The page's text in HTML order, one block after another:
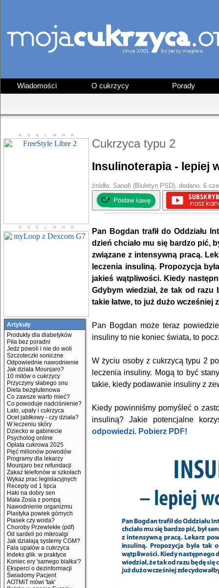
Wiadomości O cukrzycy Porady
Artykuły
Produkty dla diabetyków
Piła bez poradni
Jedz powoli i nie do woli
Szczoteczki soniczne
Odpowiednie nawodnienie
Jak działa Mounjaro?
10 mitów o cukrzycy
Przyczyny słabego snu
Dieta bezglutenowa
Co zawsze warto mieć?
Co powoduje nadciśnienie?
Lato, upały i cukrzyca
Ocet jabłkowy - czy działa?
W leczeniu skóry
Dziecko w gabinecie
Psycholog online
Opłata cukrowa 2025
Pięć milionów powodów
Programy dla lekarzy
Mounjaro bez refundacji
Zakaz telefonów w szkołach
Wykaz prac legislacyjnych
Recepty od 1 lipca
Haki na dobry sen
Mała Zosia z pompą
Nawodnienie organizmu
Plastyka powiek górnych
Piasek czy woda?
Choroby Przewlekłe (pdf)
Od sardeli po mikroalgi
Jak działają systemy CGM?
Fala upałów a cukrzyca
Indeks glik. w praktyce
Koniec ery 'samego białka'?
Eksperci o dezinformacji
Świadomy Pacjent
AOTMiT mówi 'tak'
Cukrzyca typu 2
Insulinoterapia - lepiej
źródło: Sanofi (Biuletyn PSD), dodano: 6
Pan Bogdan trafił do Oddziału
dzień chciało mu się bardzo pić,
związane z intensywną pracą.
leczenia insuliną. Propozycja
jakieś wątpliwości. Kiedy
Gdybym wiedział, że tak od
takie łatwe, to już dużo wcześniej
Pan Bogdan może teraz
insuliny to nie koniec świata, to
W życiu osoby z cukrzycą typu 2
leczenia insuliny. Mogą to być
takie, kiedy podawanie insuliny z
Kiedy powinniśmy pomyśleć o
insuliną? Jakie potencjalne
odpowiedzi. Pobierz PDF!